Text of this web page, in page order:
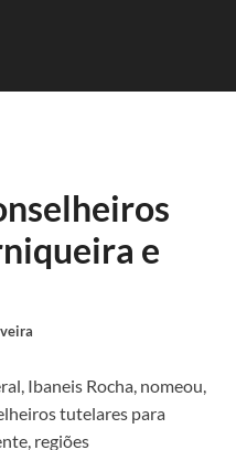
e
Ibaneis Rocha, nomeou,
tutelares para
regiões